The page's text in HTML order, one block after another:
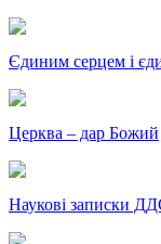
Єдиним серцем і
Церква – дар Божий
Наукові записки